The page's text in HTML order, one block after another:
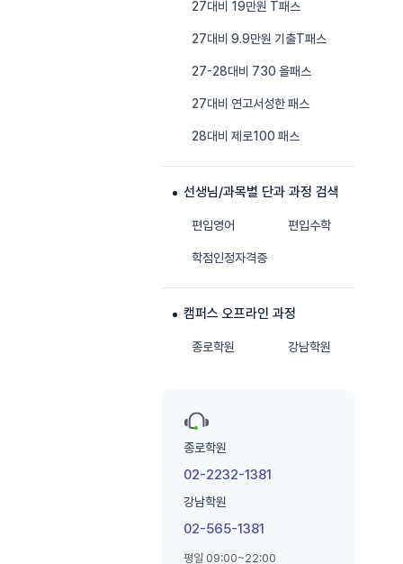
27대비 19만원 T패스
27대비 9.9만원 기출T패스
27-28대비 730 올패스
27대비 연고서성한 패스
28대비 제로100 패스
선생님/과목별 단과 과정 검색
편입영어 편입수학
학점인정자격증
캠퍼스 오프라인 과정
종로학원 강남학원
종로학원
02-2232-1381
강남학원
02-565-1381
평일 09:00~22:00